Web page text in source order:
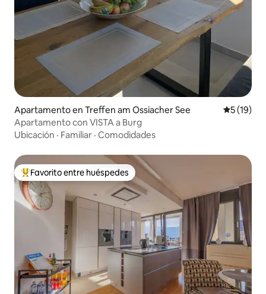
Apartamento en Treffen am Ossiacher See
5 (19)
Apartamento con VISTA a Burg
Ubicación · Familiar · Comodidades
Favorito entre huéspedes preferido
Favorito entre huéspedes